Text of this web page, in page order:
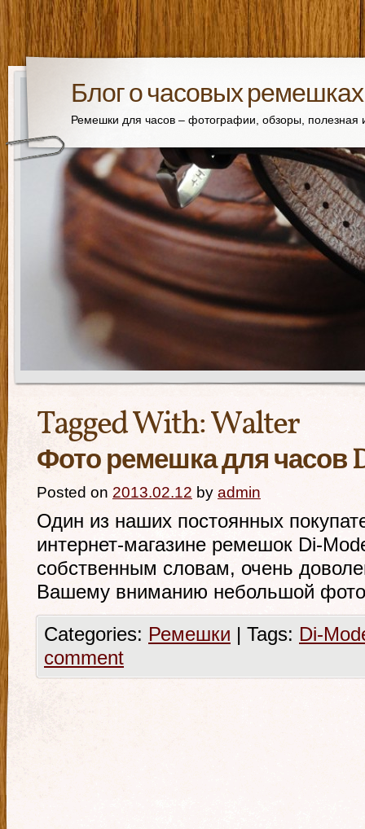
Блог о часовых ремешках
Ремешки для часов – фотографии, обзоры,
Tagged With:Walter
Фото ремешка для часов
Posted on 2013.02.12 by admin
Один из наших постоянных
интернет-магазине ремешок Di-
собственным словам, очень
Вашему вниманию небольшой
Categories: Ремешки | Tags: Di-
comment